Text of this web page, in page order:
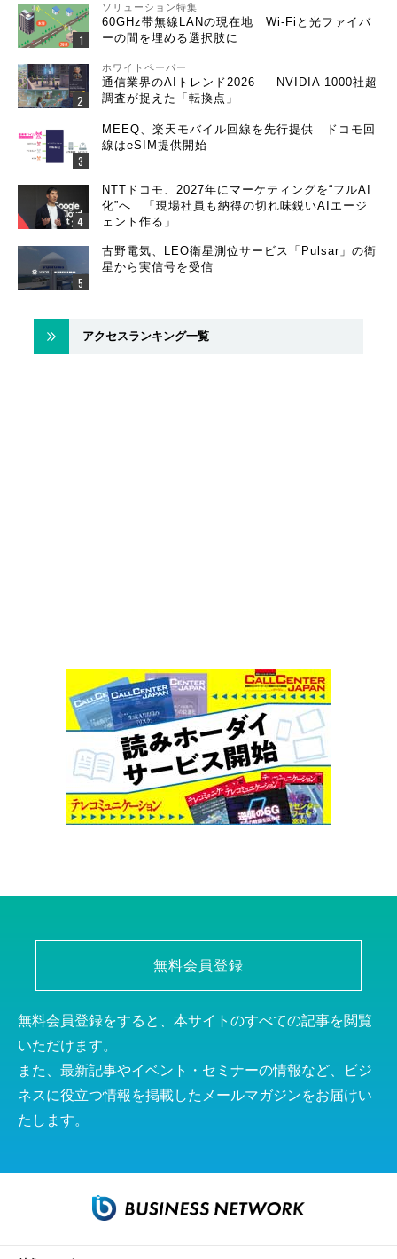
ソリューション特集
60GHz帯無線LANの現在地 Wi-Fiと光ファイバ
ーの間を埋める選択肢に
ホワイトペーパー
通信業界のAIトレンド2026 ― NVIDIA 1000社超
調査が捉えた「転換点」
MEEQ、楽天モバイル回線を先行提供 ドコモ回
線はeSIM提供開始
NTTドコモ、2027年にマーケティングを“フルAI
化”へ 「現場社員も納得の切れ味鋭いAIエージ
ェント作る」
古野電気、LEO衛星測位サービス「Pulsar」の衛
星から実信号を受信
アクセスランキング一覧
無料会員登録
無料会員登録をすると、本サイトのすべての記事を閲覧
いただけます。
また、最新記事やイベント・セミナーの情報など、ビジ
ネスに役立つ情報を掲載したメールマガジンをお届けい
たします。